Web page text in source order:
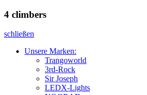
4 climbers
schließen
Unsere Marken:
Trangoworld
3rd-Rock
Sir Joseph
LEDX-Lights